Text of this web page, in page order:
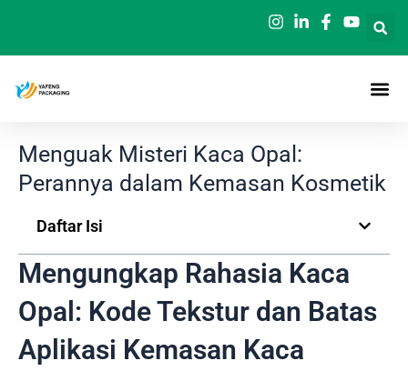
konten
Menguak Misteri Kaca Opal:
Perannya dalam Kemasan Kosmetik
Daftar Isi
Mengungkap Rahasia Kaca
Opal: Kode Tekstur dan Batas
Aplikasi Kemasan Kaca